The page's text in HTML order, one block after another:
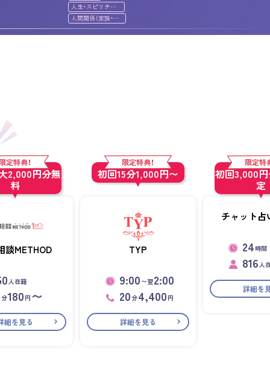
人生・スピリチュ
アル
人間関係（家族・友
人）
定特典！
2,000円分無
料
談METHOD
人在籍
分180 円 〜
細を見る
限定特典！
初回15分1,000円〜
TYP
9:00 〜翌2:00
20分4,400 円
詳細を見る
限定特
初回3,000
定
チャット占
24 時間
816人
詳細を